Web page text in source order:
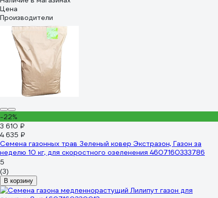
Цена
Производители
-22%
3 610 ₽
4 635 ₽
Семена газонных трав Зеленый ковер Экстразон, Газон за
неделю 10 кг, для скоростного озеленения 4607160333786
5
(3)
В корзину